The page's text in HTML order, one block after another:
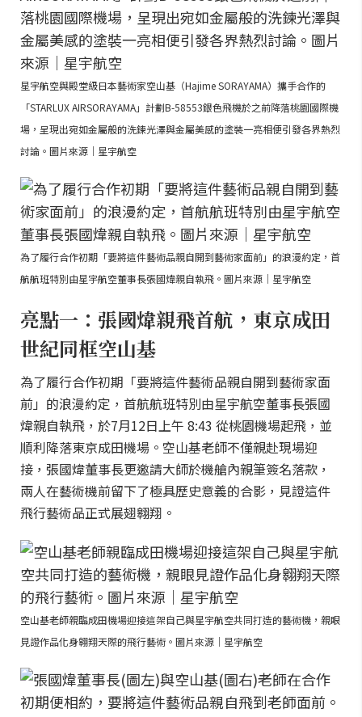
星宇航空與殿堂級日本藝術家空山基（Hajime SORAYAMA）攜手合作的
「STARLUX AIRSORAYAMA」計劃B-58553銀色飛機於之前降落桃園國際機
場，呈現出宛如金屬般的洗鍊光澤與金屬美感的塗裝一亮相便引發各界熱烈
討論。圖片來源｜星宇航空
為了履行合作初期「要將這件藝術品親自開到藝術家面前」的浪漫約定，首
航航班特別由星宇航空董事長張國煒親自執飛。圖片來源｜星宇航空
亮點一：張國煒親飛首航，東京成田
世紀同框空山基
為了履行合作初期「要將這件藝術品親自開到藝術家面
前」的浪漫約定，首航航班特別由星宇航空董事長張國
煒親自執飛，於7月12日上午 8:43 從桃園機場起飛，並
順利降落東京成田機場。空山基老師不僅親赴現場迎
接，張國煒董事長更邀請大師於機艙內親筆簽名落款，
兩人在藝術機前留下了極具歷史意義的合影，見證這件
飛行藝術品正式展翅翱翔。
空山基老師親臨成田機場迎接這架自己與星宇航空共同打造的藝術機，親眼
見證作品化身翱翔天際的飛行藝術。圖片來源｜星宇航空